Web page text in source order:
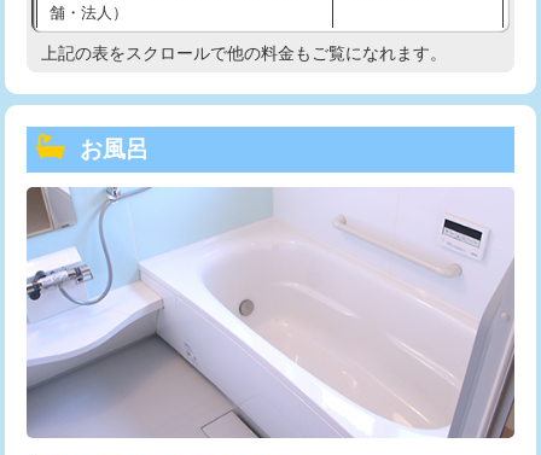
舗・法人）
高度高圧洗浄換 現地調査
トーラー機使用/3mまで
追加トーラー機使用/3m超え
カメラ調査 33,000円
桝清掃 8,800円
止水・漏水調査・防水処理・清掃・修
理・調整・分解・加工など（軽作業）
止水・漏水調査・防水処理・清掃・修
22,000円
上記の表をスクロールで他の料金もご覧になれます。
お風呂